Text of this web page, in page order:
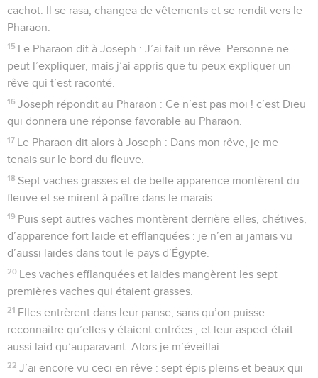
cachot. Il se rasa, changea de vêtements et se rendit vers le
Pharaon.
15 Le Pharaon dit à Joseph : J’ai fait un rêve. Personne ne
peut l’expliquer, mais j’ai appris que tu peux expliquer un
rêve qui t’est raconté.
16 Joseph répondit au Pharaon : Ce n’est pas moi ! c’est Dieu
qui donnera une réponse favorable au Pharaon.
17 Le Pharaon dit alors à Joseph : Dans mon rêve, je me
tenais sur le bord du fleuve.
18 Sept vaches grasses et de belle apparence montèrent du
fleuve et se mirent à paître dans le marais.
19 Puis sept autres vaches montèrent derrière elles, chétives,
d’apparence fort laide et efflanquées : je n’en ai jamais vu
d’aussi laides dans tout le pays d’Égypte.
20 Les vaches efflanquées et laides mangèrent les sept
premières vaches qui étaient grasses.
21 Elles entrèrent dans leur panse, sans qu’on puisse
reconnaître qu’elles y étaient entrées ; et leur aspect était
aussi laid qu’auparavant. Alors je m’éveillai.
22 J’ai encore vu ceci en rêve : sept épis pleins et beaux qui